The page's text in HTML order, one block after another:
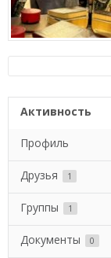
Активность
Профиль
Друзья 1
Группы 1
Документы 0